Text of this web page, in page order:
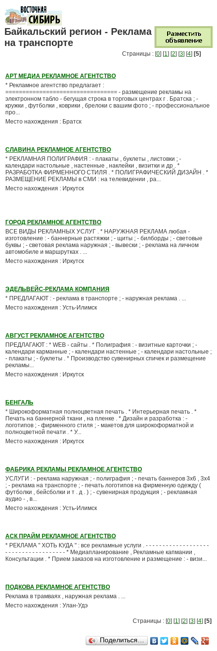
Байкальский регион - Реклама
на транспорте
Страницы : [0] [1] [2] [3] [4] [5]
АРТ МЕДИА РЕКЛАМНОЕ АГЕНТСТВО
* Рекламное агентство предлагает :
================================= - размещение рекламы на
электронном табло - бегущая строка в торговых центрах г . Братска ; -
кружки , футболки , коврики , брелоки с вашим фото ; - профессиональное
про...
Место нахождения : Братск
СЛАВИНА РЕКЛАМНОЕ АГЕНТСТВО
* РЕКЛАМНАЯ ПОЛИГРАФИЯ : - плакаты , буклеты , листовки ; -
календари настольные , настенные , наклейки , визитки и др . *
РАЗРАБОТКА ФИРМЕННОГО СТИЛЯ . * ПОЛИГРАФИЧЕСКИЙ ДИЗАЙН . *
РАЗМЕЩЕНИЕ РЕКЛАМЫ в СМИ : на телевидении , ра...
Место нахождения : Иркутск
ГОРОД РЕКЛАМНОЕ АГЕНТСТВО
ВСЕ ВИДЫ РЕКЛАМНЫХ УСЛУГ . * НАРУЖНАЯ РЕКЛАМА любая -
изготовление : - баннерные растяжки ; - щиты ; - билборды ; - световые
буквы ; - световая реклама наружная ; - вывески ; - реклама на личном
автомобиле и маршрутках . ...
Место нахождения : Иркутск
ЭДЕЛЬВЕЙС-РЕКЛАМА КОМПАНИЯ
* ПРЕДЛАГАЮТ : - реклама в транспорте ; - наружная реклама . ...
Место нахождения : Усть-Илимск
АВГУСТ РЕКЛАМНОЕ АГЕНТСТВО
ПРЕДЛАГАЮТ : * WEB - сайты . * Полиграфия : - визитные карточки ; -
календари карманные ; - календари настенные ; - календари настольные ;
- плакаты ; - буклеты . * Производство сувенирных спичек и размещение
рекламы...
Место нахождения : Иркутск
БЕНГАЛЬ
* Широкоформатная полноцветная печать . * Интерьерная печать . *
Печать на баннерной ткани , на пленке . * Дизайн и разработка : -
логотипов ; - фирменного стиля ; - макетов для широкоформатной и
полноцветной печати . * У...
Место нахождения : Иркутск
ФАБРИКА РЕКЛАМЫ РЕКЛАМНОЕ АГЕНТСТВО
УСЛУГИ : - реклама наружная ; - полиграфия ; - печать баннеров 3х6 , 3х4
; - реклама на транспорте ; - печать логотипов на фирменную одежду (
футболки , бейсболки и т . д . ) ; - сувенирная продукция ; - рекламная
аудио - , в...
Место нахождения : Усть-Илимск
АСК ПРАЙМ РЕКЛАМНОЕ АГЕНТСТВО
* РЕКЛАМА " ХОТЬ КУДА " : все рекламные услуги . - - - - - - - - - - - - - - - - - - -
- - - - - - - - - - - - - - - - - - * Медиапланирование , Рекламные капмании ,
Консультации . * Прием заказов на изготовление и размещение : - визи...
ПОДКОВА РЕКЛАМНОЕ АГЕНТСТВО
Реклама в трамваях , наружная реклама . ...
Место нахождения : Улан-Удэ
Страницы : [0] [1] [2] [3] [4] [5]
Поделиться…